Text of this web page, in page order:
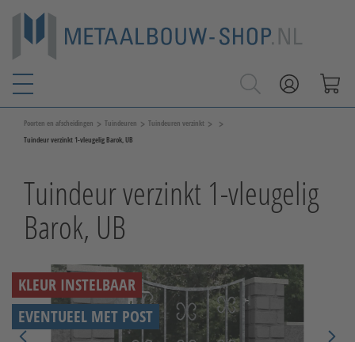
Poorten en afscheidingen > Tuindeuren > Tuindeuren verzinkt > >
Tuindeur verzinkt 1-vleugelig Barok, UB
Tuindeur verzinkt 1-vleugelig
Barok, UB
KLEUR INSTELBAAR
EVENTUEEL MET POST